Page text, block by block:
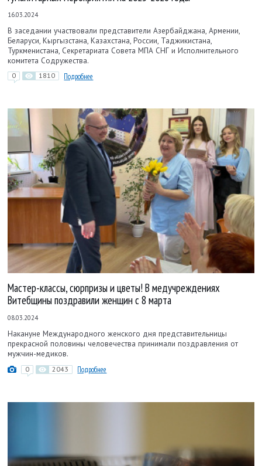
16.03.2024
В заседании участвовали представители Азербайджана, Армении,
Беларуси, Кыргызстана, Казахстана, России, Таджикистана,
Туркменистана, Секретариата Совета МПА СНГ и Исполнительного
комитета Содружества.
0 1810 Подробнее
Мастер-классы, сюрпризы и цветы! В медучреждениях
Витебщины поздравили женщин с 8 марта
08.03.2024
Накануне Международного женского дня представительницы
прекрасной половины человечества принимали поздравления от
мужчин-медиков.
0 2043 Подробнее